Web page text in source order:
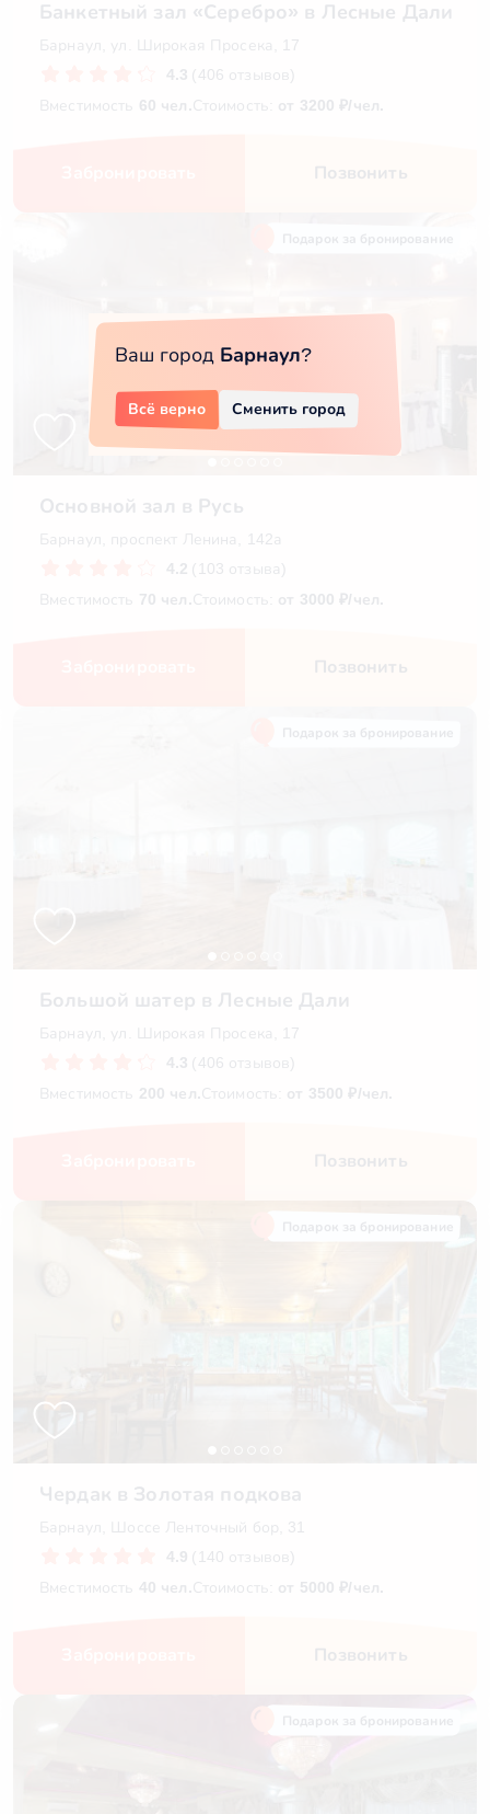
Банкетный зал «Серебро» в Лесные Дали
Барнаул, ул. Широкая Просека, 17
4.3 (406 отзывов)
Вместимость 60 чел.Стоимость: от 3200 ₽/чел.
Позвонить
Основной зал в Русь
Барнаул, проспект Ленина, 142а
4.2 (103 отзыва)
Вместимость 70 чел.Стоимость: от 3000 ₽/чел.
Позвонить
Большой шатер в Лесные Дали
Барнаул, ул. Широкая Просека, 17
4.3 (406 отзывов)
Вместимость 200 чел.Стоимость: от 3500 ₽/чел.
Позвонить
Чердак в Золотая подкова
Барнаул, Шоссе Ленточный бор, 31
4.9 (140 отзывов)
Вместимость 40 чел.Стоимость: от 5000 ₽/чел.
Позвонить
Ваш город Барнаул?
Всё верно Сменить город